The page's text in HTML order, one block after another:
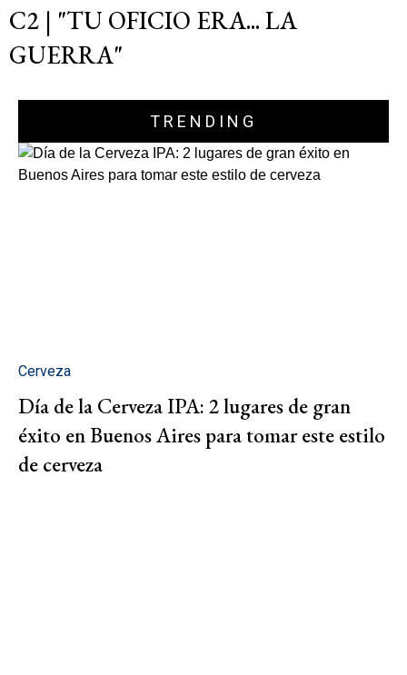
C2 | "TU OFICIO ERA... LA
GUERRA"
TRENDING
Cerveza
Día de la Cerveza IPA: 2 lugares de gran
éxito en Buenos Aires para tomar este estilo
de cerveza